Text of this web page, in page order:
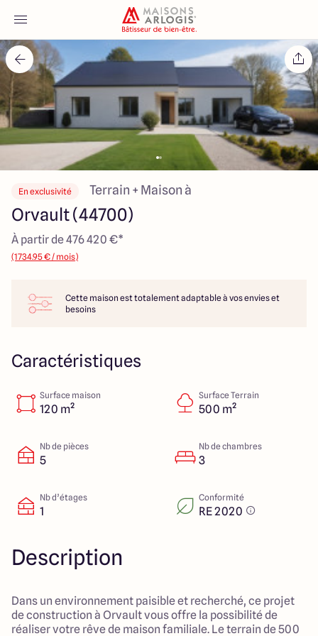
Accueil
Nos maisons
Nos annonces
Votre projet
Qui sommes-nous
Maisons ARLOGIS Nantes
4.7 4.7
En exclusivité Terrain + Maison à
Orvault (44700)
À partir de 476 420 €*
(1734.95 € / mois)
Cette maison est totalement adaptable à vos envies et
besoins
Caractéristiques
Surface maison
120 m²
Surface Terrain
500 m²
Nb de pièces
5
Nb de chambres
3
Nb d’étages
1
Conformité
RE 2020
Description
Dans un environnement paisible et recherché, ce projet
de construction à Orvault vous offre la possibilité de
réaliser votre rêve de maison familiale. Le terrain de 500